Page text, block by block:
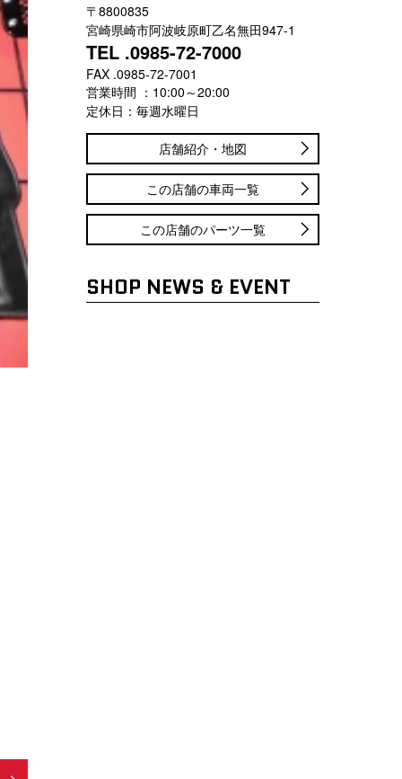
〒8800835
宮崎県崎市阿波岐原町乙名無田947-1
TEL .0985-72-7000
FAX .0985-72-7001
営業時間 ：10:00～20:00
定休日：毎週水曜日
店舗紹介・地図
この店舗の車両一覧
この店舗のパーツ一覧
SHOP NEWS & EVENT